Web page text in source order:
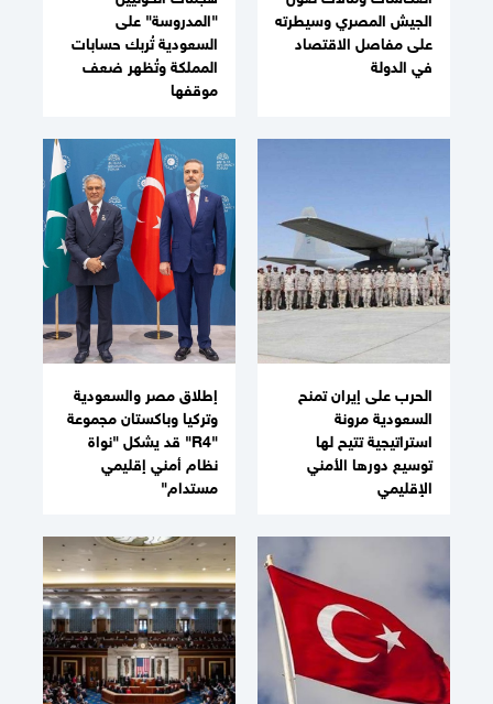
الجيش المصري وسيطرته
على مفاصل الاقتصاد
في الدولة
"المدروسة" على
السعودية تُربك حسابات
المملكة وتُظهر ضعف
موقفها
الحرب على إيران تمنح
السعودية مرونة
استراتيجية تتيح لها
توسيع دورها الأمني
الإقليمي
إطلاق مصر والسعودية
وتركيا وباكستان مجموعة
"R4" قد يشكل "نواة
نظام أمني إقليمي
مستدام"